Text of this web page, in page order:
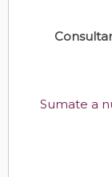
Sumate a